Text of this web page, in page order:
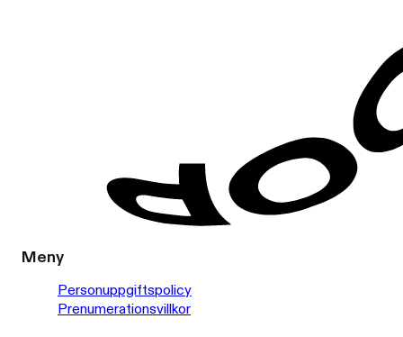
Meny
Personuppgiftspolicy
Prenumerationsvillkor